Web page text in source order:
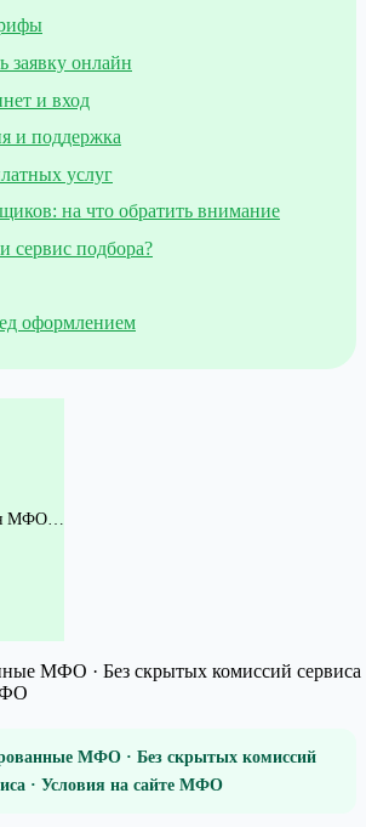
заявку онлайн
и вход
и поддержка
услуг
на что обратить внимание
подбора?
оформлением
МФО…
МФО · Без скрытых комиссий сервиса
МФО · Без скрытых комиссий
· Условия на сайте МФО